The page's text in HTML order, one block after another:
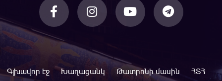
Գլխավոր էջ Խաղացանկ Թատրոնի մասին
ՀՏՀ